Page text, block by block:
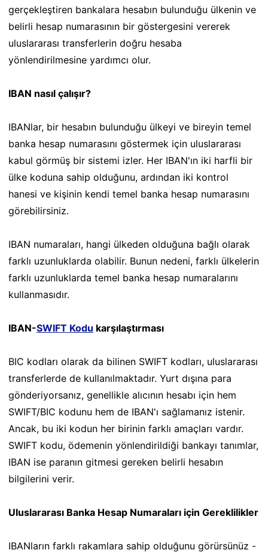
gerçekleştiren bankalara hesabın bulunduğu ülkenin ve
belirli hesap numarasının bir göstergesini vererek
uluslararası transferlerin doğru hesaba
yönlendirilmesine yardımcı olur.
IBAN nasıl çalışır?
IBANlar, bir hesabın bulunduğu ülkeyi ve bireyin temel
banka hesap numarasını göstermek için uluslararası
kabul görmüş bir sistemi izler. Her IBAN'ın iki harfli bir
ülke koduna sahip olduğunu, ardından iki kontrol
hanesi ve kişinin kendi temel banka hesap numarasını
görebilirsiniz.
IBAN numaraları, hangi ülkeden olduğuna bağlı olarak
farklı uzunluklarda olabilir. Bunun nedeni, farklı ülkelerin
farklı uzunluklarda temel banka hesap numaralarını
kullanmasıdır.
IBAN-SWIFT Kodu karşılaştırması
BIC kodları olarak da bilinen SWIFT kodları, uluslararası
transferlerde de kullanılmaktadır. Yurt dışına para
gönderiyorsanız, genellikle alıcının hesabı için hem
SWIFT/BIC kodunu hem de IBAN'ı sağlamanız istenir.
Ancak, bu iki kodun her birinin farklı amaçları vardır.
SWIFT kodu, ödemenin yönlendirildiği bankayı tanımlar,
IBAN ise paranın gitmesi gereken belirli hesabın
bilgilerini verir.
Uluslararası Banka Hesap Numaraları için Gereklilikler
IBANların farklı rakamlara sahip olduğunu görürsünüz -